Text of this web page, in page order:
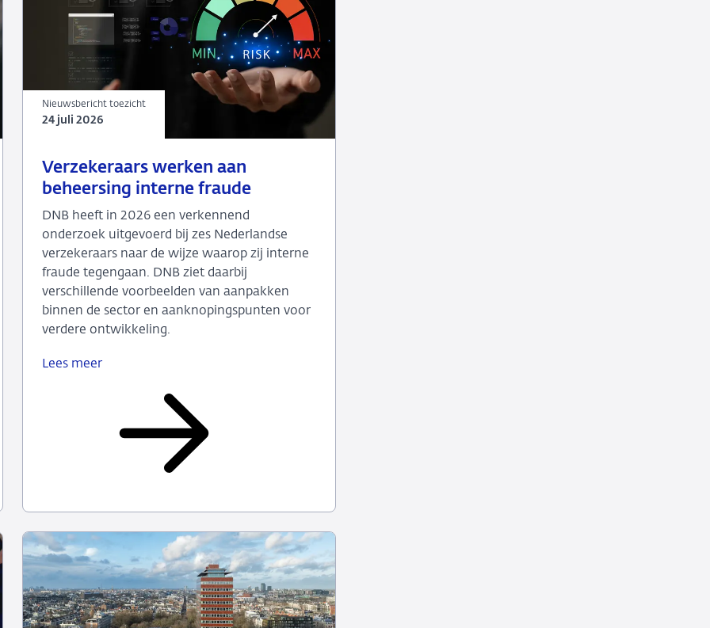
Verzekeraars werken aan
beheersing interne fraude
24
juli
Nieuwsbericht
toezicht
DNB heeft in 2026 een verkennend
onderzoek uitgevoerd bij zes Nederlandse
verzekeraars naar de wijze waarop zij interne
fraude tegengaan. DNB ziet daarbij
verschillende voorbeelden van aanpakken
binnen de sector en aanknopingspunten voor
verdere ontwikkeling.
Lees meer
interne
Nieuwsbericht toezicht
24 juli 2026